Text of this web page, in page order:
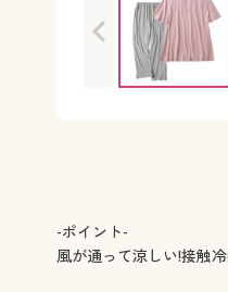
-ポイント-
風が通って涼しい!接触